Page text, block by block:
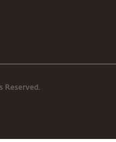
Reserved.